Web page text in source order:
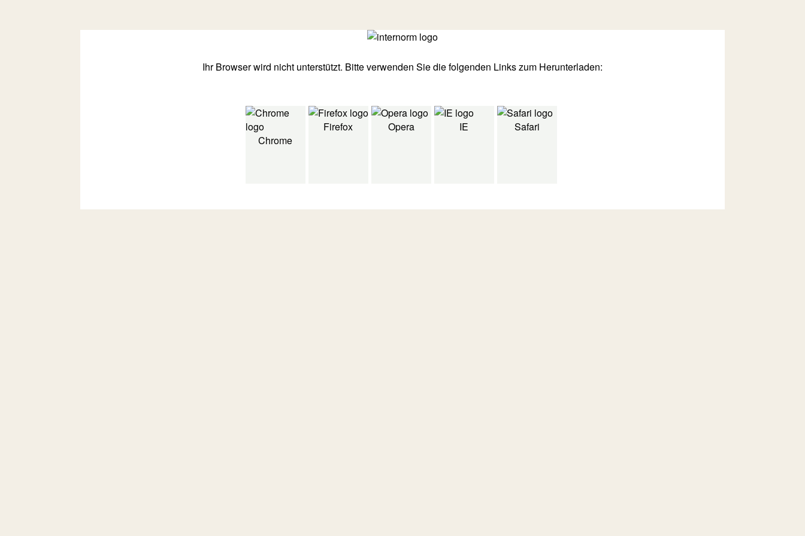
Ihr Browser wird nicht unterstützt. Bitte verwenden Sie die folgenden Links zum Herunterladen:
Chrome
Firefox Opera IE Safari